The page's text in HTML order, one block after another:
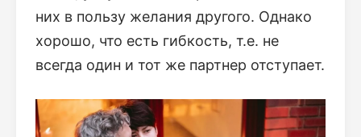
них в пользу желания другого. Однако
хорошо, что есть гибкость, т.е. не
всегда один и тот же партнер отступает.